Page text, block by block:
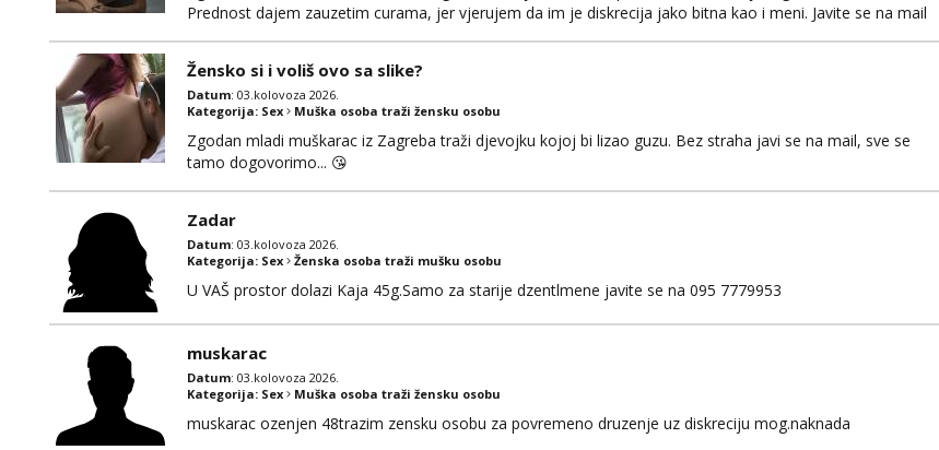
Prednost dajem zauzetim curama, jer vjerujem da im je diskrecija jako bitna kao i meni. Javite se na mail
Žensko si i voliš ovo sa slike?
Datum: 03.kolovoza 2026.
Kategorija: Sex Muška osoba traži žensku osobu
Zgodan mladi muškarac iz Zagreba traži djevojku kojoj bi lizao guzu. Bez straha javi se na mail, sve se
tamo dogovorimo... 😘
Zadar
Datum: 03.kolovoza 2026.
Kategorija: Sex Ženska osoba traži mušku osobu
U VAŠ prostor dolazi Kaja 45g.Samo za starije dzentlmene javite se na 095 7779953
muskarac
Datum: 03.kolovoza 2026.
Kategorija: Sex Muška osoba traži žensku osobu
muskarac ozenjen 48trazim zensku osobu za povremeno druzenje uz diskreciju mog.naknada